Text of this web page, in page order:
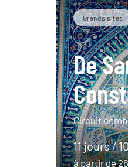
Grands sites
De
Circuit
11 jours /
à partir de